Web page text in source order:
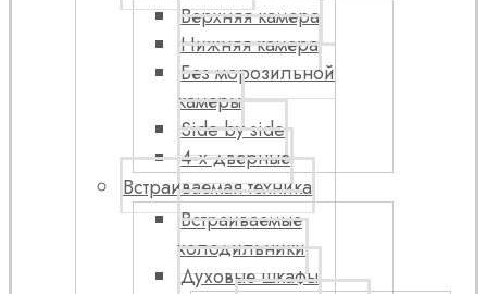
Верхняя камера
Нижняя камера
Без морозильной
камеры
Side by side
4-х дверные
Встраиваемая техника
Встраиваемые
холодильники
Духовые шкафы